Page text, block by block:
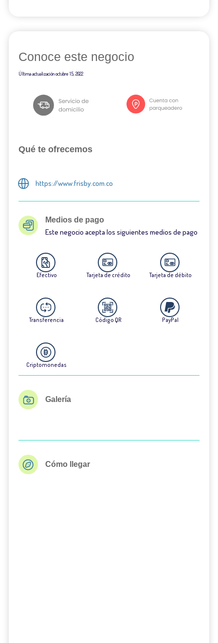
Conoce este negocio
Última actualizaciónoctubre 15, 2022
Qué te ofrecemos
https://www.frisby.com.co
Medios de pago
Este negocio acepta los siguientes medios de pago
Efectivo Tarjeta de crédito Tarjeta de débito
Transferencia Código QR PayPal
Criptomonedas
Galería
Cómo llegar